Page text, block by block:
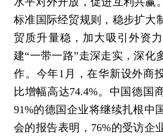
标准国际经贸规则，稳步扩大
贸质升量稳，加大吸引外资
建“一带一路”走深走实，深化
作。今年1月，在华新设外商
比增幅高达74.4%。中国德国
91%的德国企业将继续扎根中
会的报告表明，76%的受访企